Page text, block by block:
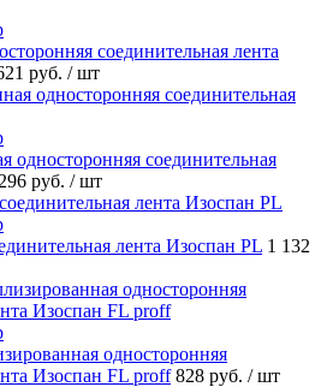
соединительная лента
руб. / шт
односторонняя соединительная
296 руб. / шт
лента Изоспан PL 1 132
односторонняя
Изоспан FL proff 828 руб. / шт